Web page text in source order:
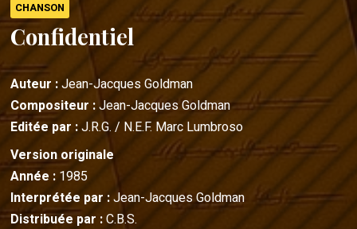
CHANSON
Confidentiel
Auteur :Jean-Jacques Goldman
Compositeur :Jean-Jacques Goldman
Editée par :J.R.G. / N.E.F. Marc Lumbroso
Version originale
Année :1985
Interprétée par :Jean-Jacques Goldman
Distribuée par :C.B.S.